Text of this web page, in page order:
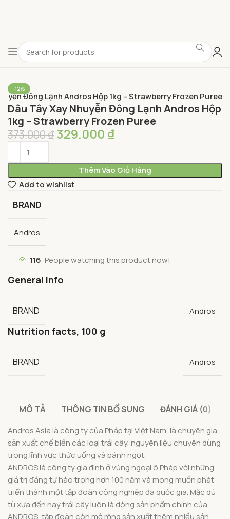
-12%
Đông Lạnh Andros Hộp 1kg – Strawberry Frozen Puree
Dâu Tây Xay Nhuyễn Đông Lạnh Andros Hộp
1kg – Strawberry Frozen Puree
373.000₫ 329.000 ₫
Thêm Vào Giỏ Hàng
Add to wishlist
BRAND
Andros
116 People watching this product now!
General info
BRAND Andros
Nutrition facts, 100 g
BRAND Andros
MÔ TẢ THÔNG TIN BỔ SUNG ĐÁNH GIÁ (0)
Andros Asia là công ty của Pháp tại Việt Nam, là chuyên gia
sản xuất chế biến các loại trái cây, nguyên liệu chuyên dùng
trong lĩnh vực thức uống và bánh ngọt.
ANDROS là công ty gia đình ở vùng ngoại ô Pháp với những
giá trị đáng tự hào trong hơn 100 năm và mong muốn phát
triển thành một tập đoàn công nghiêp đa quốc gia. Mặc dù
từ xưa đến nay trái cây luôn là dòng sản phẩm chính của
ANDROS, tập đoàn còn mở rộng sản xuất thêm nhiều sản